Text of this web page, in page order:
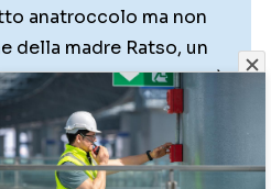
anatroccolo ma non
della madre Ratso, un
padre, anzi forse non è
un gran casino.
il Brutto Anatroccolo
una banda di topi da